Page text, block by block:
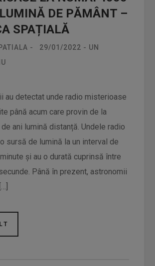
DE PĂMÂNT –
SPAȚIALĂ
- 29/01/2022 - UN
au detectat unde radio misterioase
până acum care provin de la
ani lumină distanță. Undele radio
sursă de lumină la un interval de
și au o durată cuprinsă între
Până în prezent, astronomii